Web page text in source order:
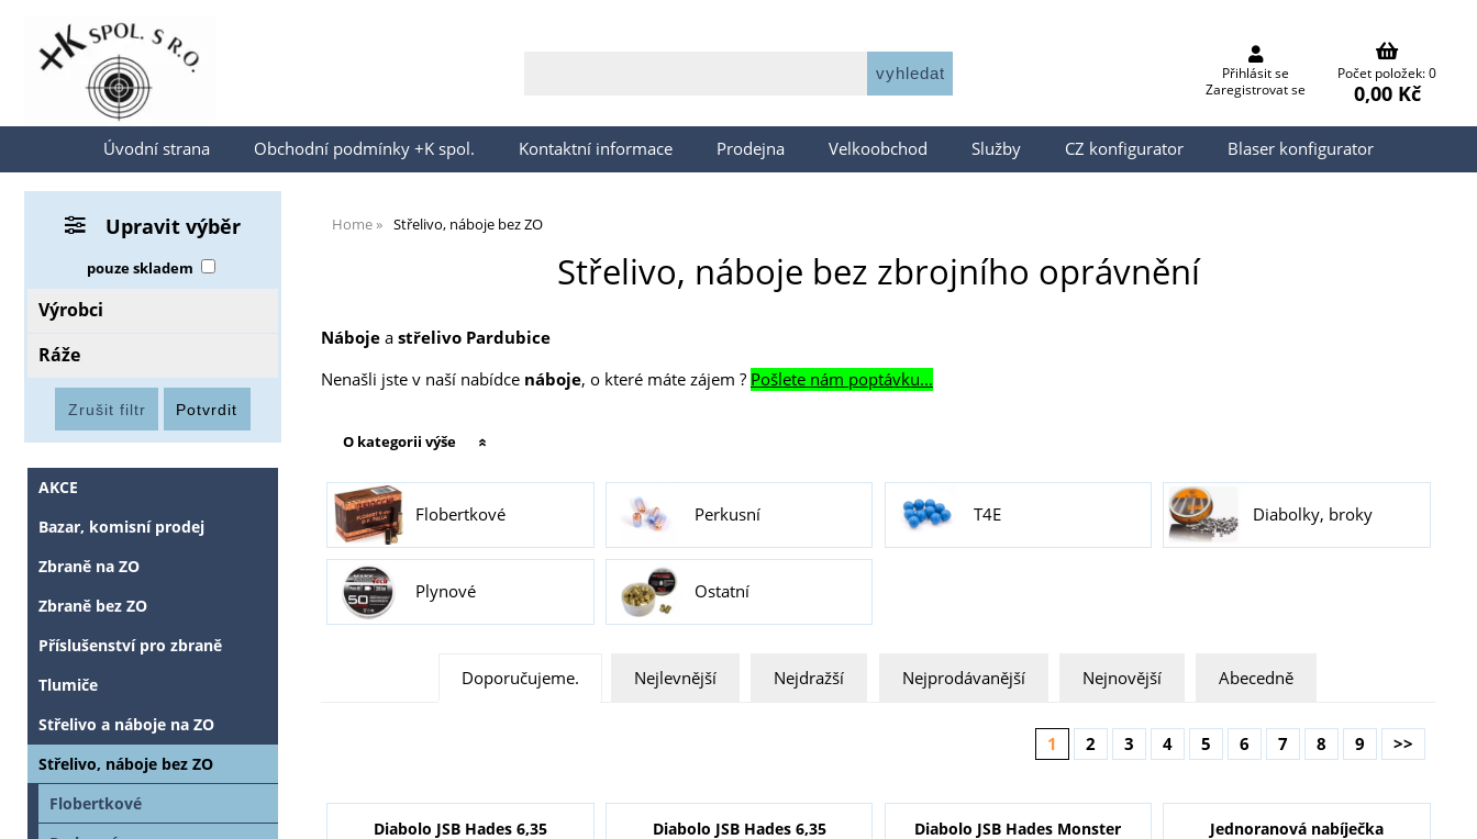
Přihlásit se
Přihlásit se
Zaregistrovat se
Počet položek: 0
0,00 Kč
Úvodní strana Obchodní podmínky +K spol. Kontaktní informace Prodejna Velkoobchod Služby CZ konfigurator Blaser konfigurator
Home Střelivo, náboje bez ZO
Střelivo, náboje bez zbrojního oprávnění
Nábojeastřelivo Pardubice
Nenašli jste v naší nabídce náboje, o které máte zájem ? Pošlete nám poptávku...
O kategorii výše
Flobertkové Perkusní T4E Diabolky, broky
Plynové Ostatní
Doporučujeme. Nejlevnější Nejdražší Nejprodávanější Nejnovější Abecedně
1 2 3 4 5 6 7 8 9 >>
Diabolo JSB Hades 6,35 Diabolo JSB Hades 6,35 Diabolo JSB Hades Monster Jednoranová nabíječka
Upravit výběr
pouze skladem
Výrobci
Ráže
AKCE
Bazar, komisní prodej
Zbraně na ZO
Zbraně bez ZO
Příslušenství pro zbraně
Tlumiče
Střelivo a náboje na ZO
Střelivo, náboje bez ZO
Flobertkové